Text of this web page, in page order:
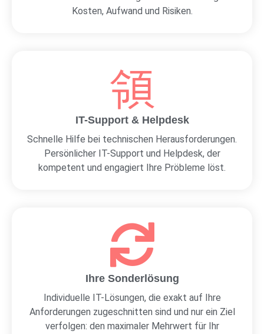
Kosten, Aufwand und Risiken.
IT-Support & Helpdesk
Schnelle Hilfe bei technischen Herausforderungen.
Persönlicher IT-Support und Helpdesk, der
kompetent und engagiert Ihre Pröbleme löst.
Ihre Sonderlösung
Individuelle IT-Lösungen, die exakt auf Ihre
Anforderungen zugeschnitten sind und nur ein Ziel
verfolgen: den maximaler Mehrwert für Ihr